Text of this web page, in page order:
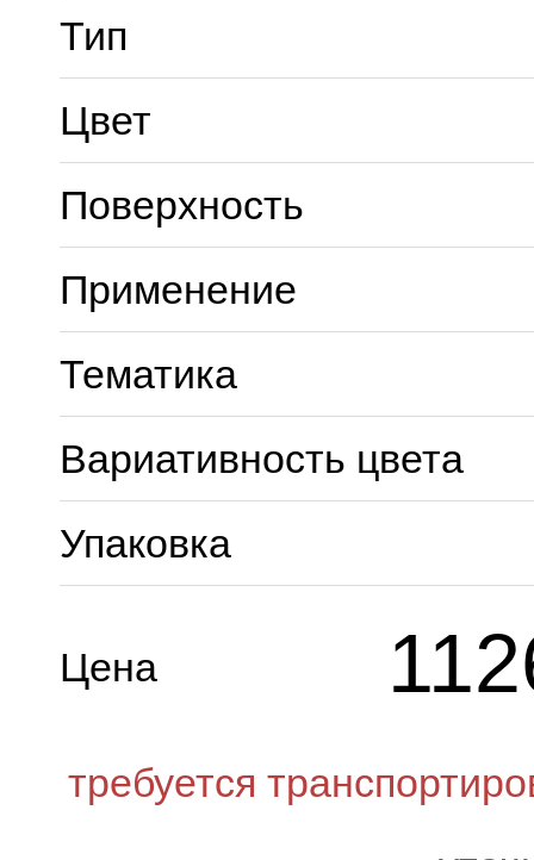
Тип
Цвет
Поверхность
Применение
Тематика
Вариативность цвета
Упаковка
Цена
требуется